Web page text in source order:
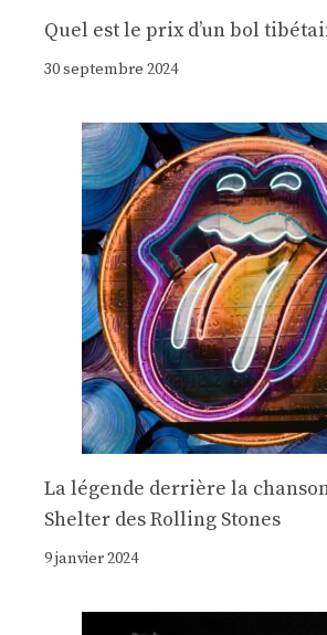
Quel est le prix d’un bol
30 septembre 2024
La légende derrière la
Shelter des Rolling Stones
9 janvier 2024